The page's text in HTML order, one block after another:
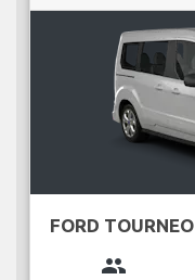
FORD TOURNEO
group